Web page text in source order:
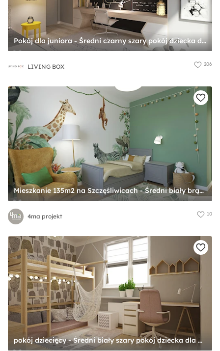
Pokój dla juniora - Średni czarny szary pokój dziecka dla dziecka dla nastolatka dla chłopca dla dziewczynki, styl nowoczesny - zdjęcie od LIVING BOX
LIVING BOX 206
Mieszkanie 135m2 na Szczęśliwicach - Średni biały brązowy zielony pokój dziecka dla dziecka dla chłopca dla dziewczynki, styl tradycyjny - zdjęcie od 4ma projekt
4ma projekt 10
pokój dziecięcy - Średni biały szary pokój dziecka dla dziecka dla chłopca dla dziewczynki dla rodzeństwa, styl nowoczesny - zdjęcie od Grafika i Projekt architektura wnętrz